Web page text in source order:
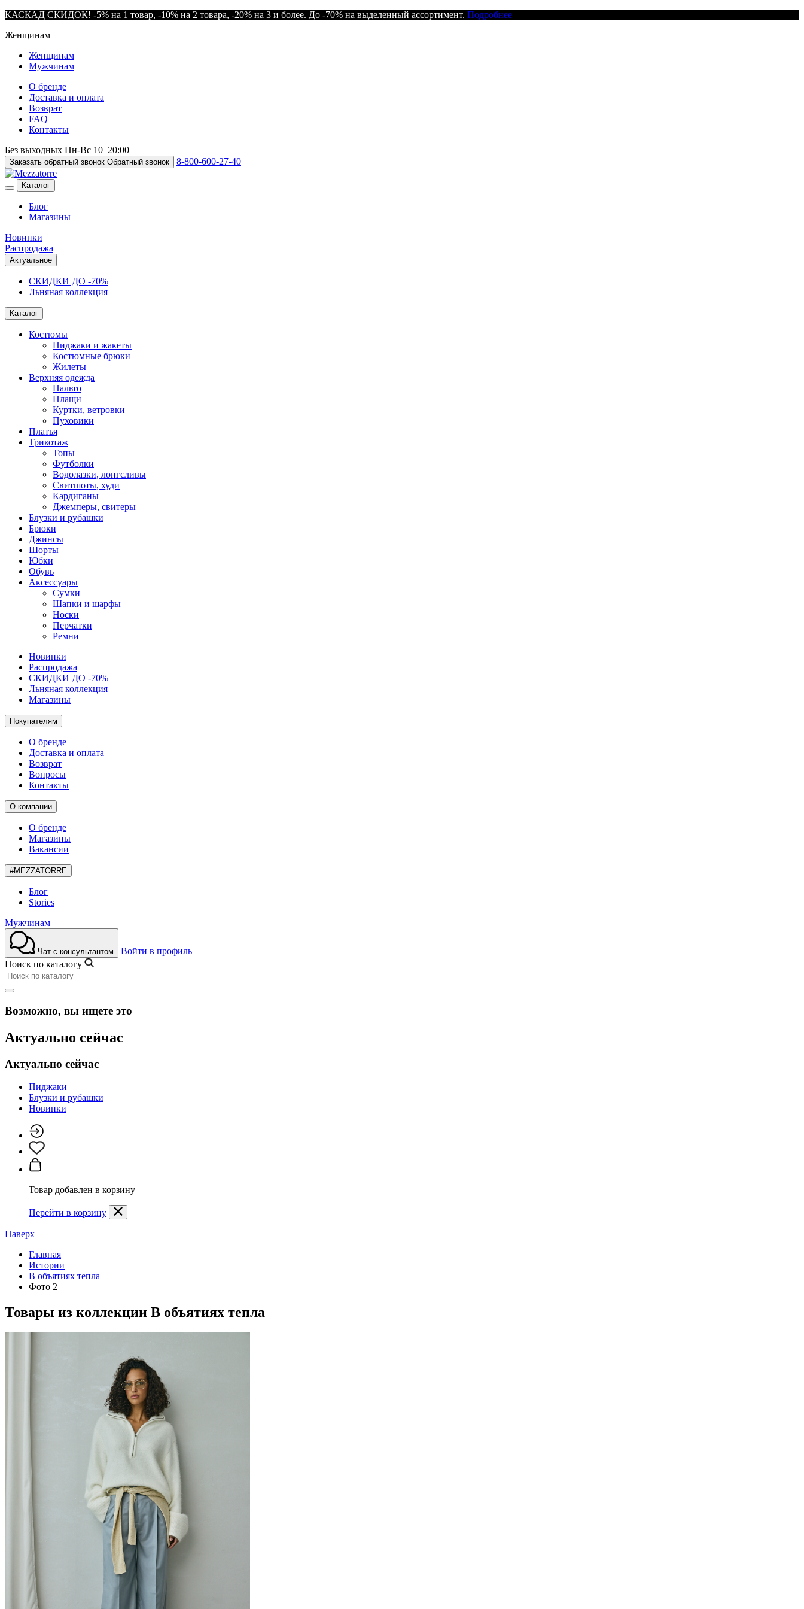
КАСКАД СКИДОК! -5% на 1 товар, -10% на 2 товара, -20% на 3 и более. До -70% на выделенный ассортимент. Подробнее
Женщинам
Женщинам
Мужчинам
О бренде
Доставка и оплата
Возврат
FAQ
Контакты
Без выходных Пн-Вс 10–20:00
Заказать обратный звонок Обратный звонок 8-800-600-27-40
Каталог
Блог
Магазины
Новинки
Распродажа
Актуальное
СКИДКИ ДО -70%
Льняная коллекция
Каталог
Костюмы
Пиджаки и жакеты
Костюмные брюки
Жилеты
Верхняя одежда
Пальто
Плащи
Куртки, ветровки
Пуховики
Платья
Трикотаж
Топы
Футболки
Водолазки, лонгсливы
Свитшоты, худи
Кардиганы
Джемперы, свитеры
Блузки и рубашки
Брюки
Джинсы
Шорты
Юбки
Обувь
Аксессуары
Сумки
Шапки и шарфы
Носки
Перчатки
Ремни
Новинки
Распродажа
СКИДКИ ДО -70%
Льняная коллекция
Магазины
Покупателям
О бренде
Доставка и оплата
Возврат
Вопросы
Контакты
О компании
О бренде
Магазины
Вакансии
#MEZZATORRE
Блог
Stories
Мужчинам
Чат с консультантом
Войти в профиль
Поиск по каталогу
Возможно, вы ищете это
Актуально сейчас
Актуально сейчас
Пиджаки
Блузки и рубашки
Новинки
Товар добавлен в корзину
Перейти в корзину
Наверх
Главная
Истории
В объятиях тепла
Фото 2
Товары из коллекции В объятиях тепла